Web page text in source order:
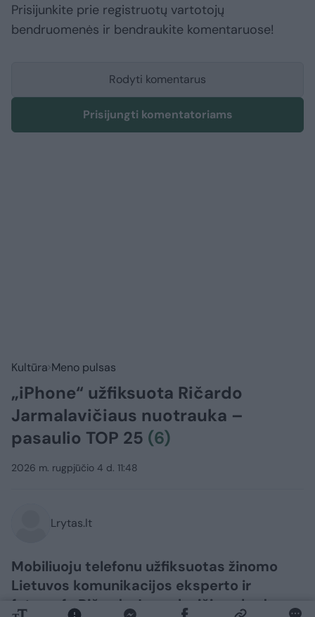
Prisijunkite prie registruotų vartotojų
bendruomenės ir bendraukite komentaruose!
Rodyti komentarus
Prisijungti komentatoriams
Kultūra Meno pulsas
„iPhone“ užfiksuota Ričardo
Jarmalavičiaus nuotrauka –
pasaulio TOP 25 (6)
2026 m. rugpjūčio 4 d. 11:48
Lrytas.lt
Mobiliuoju telefonu užfiksuotas žinomo
Lietuvos komunikacijos eksperto ir
fotografo Ričardo Jarmalavičiaus kadras